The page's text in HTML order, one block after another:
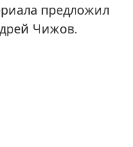
предложил
Чижов.